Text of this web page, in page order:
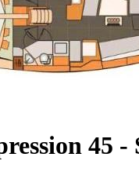
45 -